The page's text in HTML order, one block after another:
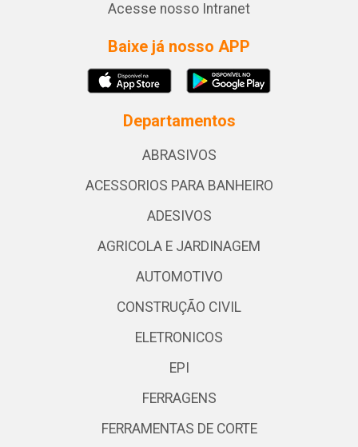
Acesse nosso Intranet
Baixe já nosso APP
Departamentos
ABRASIVOS
ACESSORIOS PARA BANHEIRO
ADESIVOS
AGRICOLA E JARDINAGEM
AUTOMOTIVO
CONSTRUÇÃO CIVIL
ELETRONICOS
EPI
FERRAGENS
FERRAMENTAS DE CORTE